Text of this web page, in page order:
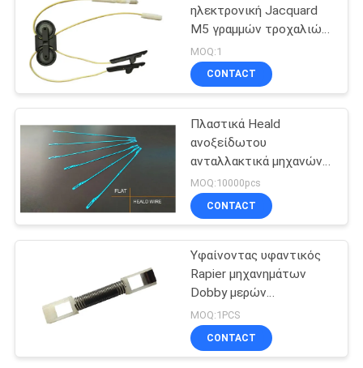
Ανταλλακτικά
πλέκοντας
μηχανών
Jacquard
ανταλλακτικά
ηλεκτρονική Jacquard
M5 γραμμών τροχαλιών
μερών ανώτερη ενότητα
MOQ:1
CONTACT
Πλαστικά Heald
ανοξείδωτου
ανταλλακτικά μηχανών
αργαλειών προβολών
ύδατος καλωδίων
MOQ:10000pcs
CONTACT
Υφαίνοντας υφαντικός
Rapier μηχανημάτων
Dobby μερών
F29450103 μηχανών
αργαλειών γάντζος
ανοίξεων
MOQ:1PCS
CONTACT